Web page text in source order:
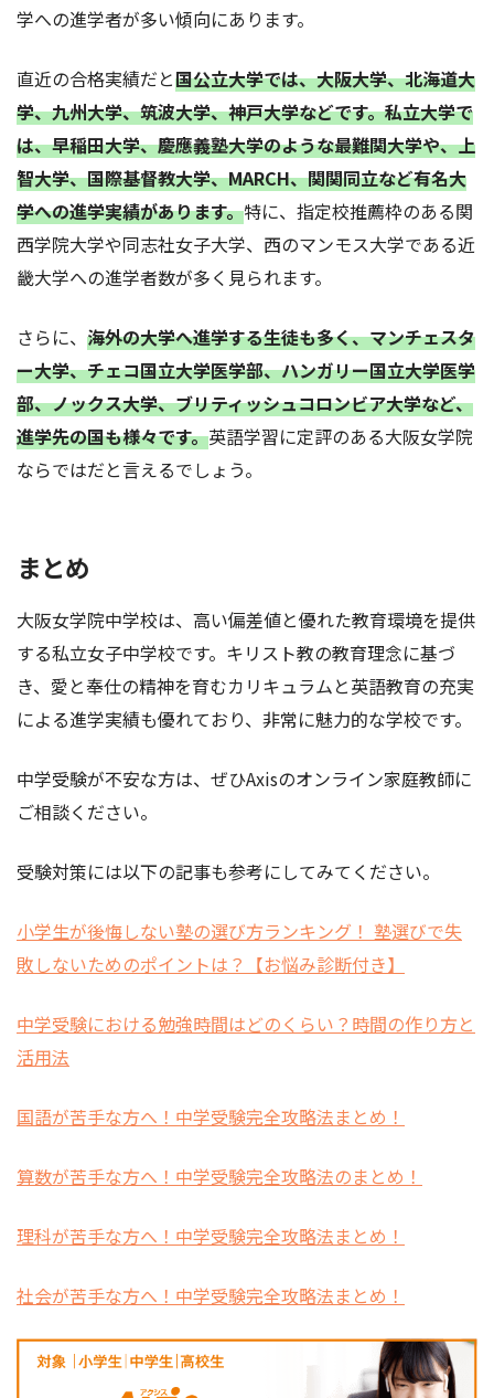
学への進学者が多い傾向にあります。
直近の合格実績だと国公立大学では、大阪大学、北海道大
学、九州大学、筑波大学、神戸大学などです。私立大学で
は、早稲田大学、慶應義塾大学のような最難関大学や、上
智大学、国際基督教大学、MARCH、関関同立など有名大
学への進学実績があります。特に、指定校推薦枠のある関
西学院大学や同志社女子大学、西のマンモス大学である近
畿大学への進学者数が多く見られます。
さらに、 海外の大学へ進学する生徒も多く、マンチェスタ
ー大学、チェコ国立大学医学部、ハンガリー国立大学医学
部、ノックス大学、ブリティッシュコロンビア大学など、
進学先の国も様々です。英語学習に定評のある大阪女学院
ならではだと言えるでしょう。
まとめ
大阪女学院中学校は、高い偏差値と優れた教育環境を提供
する私立女子中学校です。キリスト教の教育理念に基づ
き、愛と奉仕の精神を育むカリキュラムと英語教育の充実
による進学実績も優れており、非常に魅力的な学校です。
中学受験が不安な方は、ぜひAxisのオンライン家庭教師に
ご相談ください。
受験対策には以下の記事も参考にしてみてください。
小学生が後悔しない塾の選び方ランキング！ 塾選びで失
敗しないためのポイントは？【お悩み診断付き】
中学受験における勉強時間はどのくらい？時間の作り方と
活用法
国語が苦手な方へ！中学受験完全攻略法まとめ！
算数が苦手な方へ！中学受験完全攻略法のまとめ！
理科が苦手な方へ！中学受験完全攻略法まとめ！
社会が苦手な方へ！中学受験完全攻略法まとめ！